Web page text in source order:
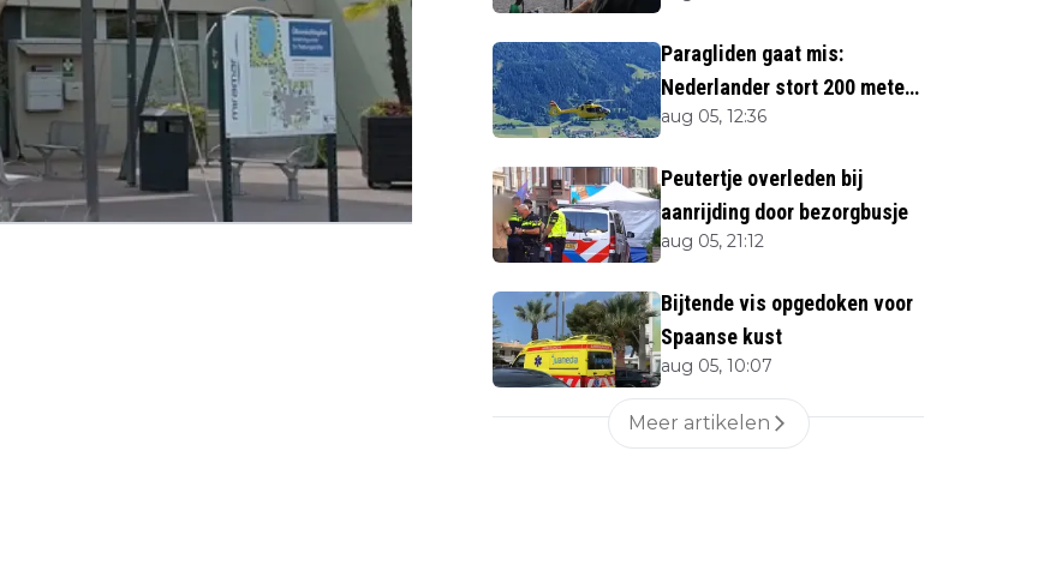
Paragliden gaat mis:
Nederlander stort 200 meter
naar beneden
aug 05, 12:36
Peutertje overleden bij
aanrijding door bezorgbusje
aug 05, 21:12
Bijtende vis opgedoken voor
Spaanse kust
aug 05, 10:07
Meer artikelen